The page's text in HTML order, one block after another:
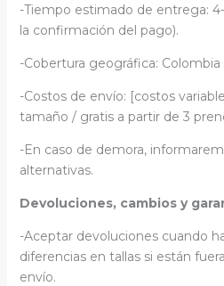
-Tiempo estimado de entrega:
la confirmación del pago).
-Cobertura geográfica: Colombia
-Costos de envío: [costos
tamaño / gratis a partir de 3
-En caso de demora,
alternativas.
Devoluciones, cambios y
-Aceptar devoluciones cuando
diferencias en tallas si están
envío.